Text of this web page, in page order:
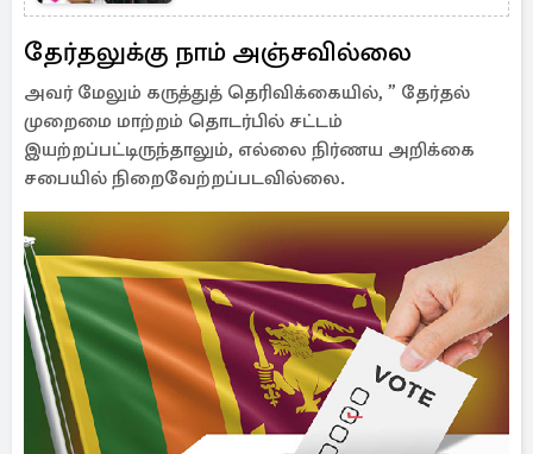
போகும் நன்மை
தேர்தலுக்கு நாம் அஞ்சவில்லை
அவர் மேலும் கருத்துத் தெரிவிக்கையில், ” தேர்தல்
முறைமை மாற்றம் தொடர்பில் சட்டம்
இயற்றப்பட்டிருந்தாலும், எல்லை நிர்ணய அறிக்கை
சபையில் நிறைவேற்றப்படவில்லை.